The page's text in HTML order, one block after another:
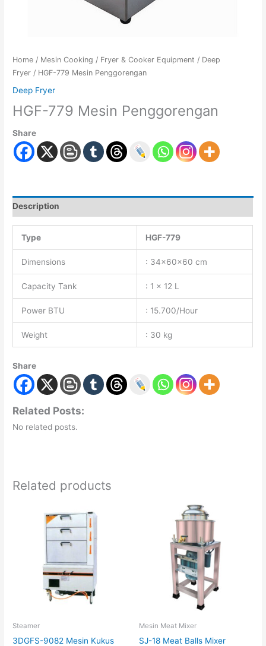
Home / Mesin Cooking / Fryer & Cooker Equipment / Deep
Fryer / HGF-779 Mesin Penggorengan
Deep Fryer
HGF-779 Mesin Penggorengan
Share
Description
Type HGF-779
Dimensions : 34x60x60 cm
Capacity Tank : 1 x 12 L
Power BTU : 15.700/Hour
Weight : 30 kg
Share
Related Posts:
No related posts.
Related products
Steamer
3DGFS-9082 Mesin Kukus
Mesin Meat Mixer
SJ-18 Meat Balls Mixer